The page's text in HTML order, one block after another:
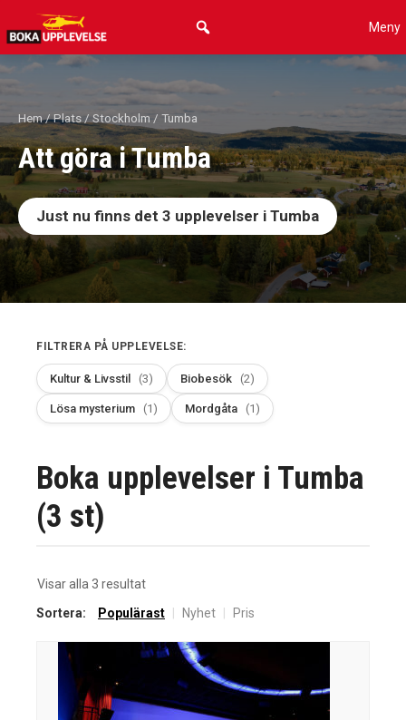
Hoppa
till
innehåll
Meny
Hem/Plats /Stockholm / Tumba
Att göra i Tumba
Just nu finns det 3 upplevelser i Tumba
FILTRERA PÅ UPPLEVELSE:
Kultur & Livsstil (3) Biobesök (2)
Lösa mysterium (1) Mordgåta (1)
Boka upplevelser i Tumba
(3 st)
Visar alla 3 resultatSortera
senaste
Sortera: Populärast Nyhet Pris